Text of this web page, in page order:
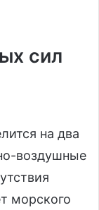
сил
на два
воздушные
морского